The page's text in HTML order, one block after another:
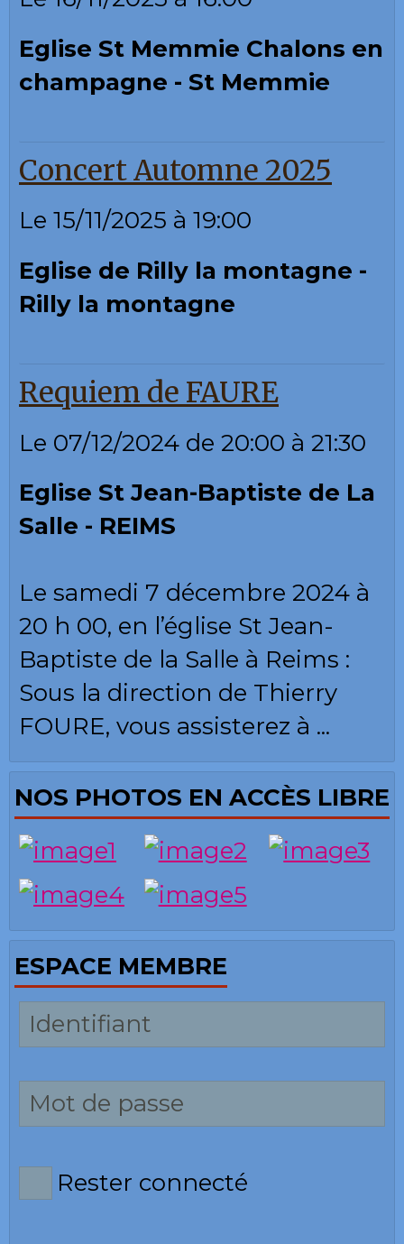
Eglise St Memmie Chalons en
champagne - St Memmie
Concert Automne 2025
Le 15/11/2025 à 19:00
Eglise de Rilly la montagne -
Rilly la montagne
Requiem de FAURE
Le 07/12/2024 de 20:00 à 21:30
Eglise St Jean-Baptiste de La
Salle - REIMS
Le samedi 7 décembre 2024 à
20 h 00, en l’église St Jean-
Baptiste de la Salle à Reims :
Sous la direction de Thierry
FOURE, vous assisterez à ...
NOS PHOTOS EN ACCÈS LIBRE
ESPACE MEMBRE
Rester connecté